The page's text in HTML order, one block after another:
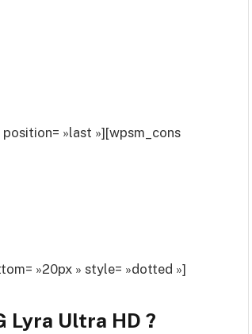
»last »][wpsm_cons
»20px » style= »dotted »]
Lyra Ultra HD ?